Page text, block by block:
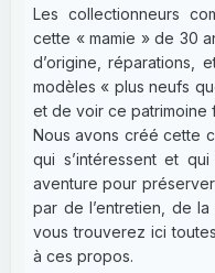
Les collectionneurs
cette « mamie » de 30
d’origine, réparations,
modèles « plus neufs
et de voir ce patrimoine
Nous avons créé cette
qui s’intéressent et
aventure pour
par de l’entretien, de
vous trouverez ici
à ces propos.